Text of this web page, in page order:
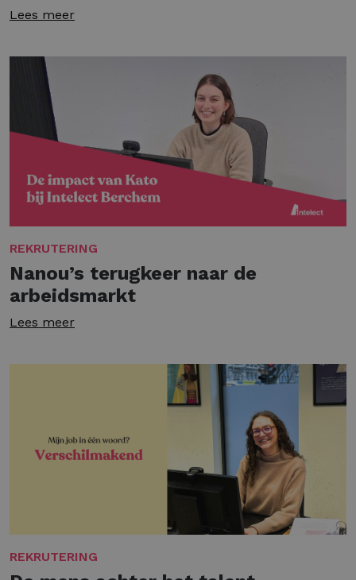
Lees meer
REKRUTERING
Nanou’s terugkeer naar de
arbeidsmarkt
Lees meer
REKRUTERING